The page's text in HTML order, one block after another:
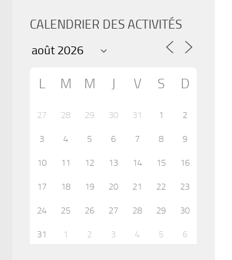
CALENDRIER DES ACTIVITÉS
L M M J V S D
27 28 29 30 31 1 2
3 4 5 6 7 8 9
10 11 12 13 14 15 16
17 18 19 20 21 22 23
24 25 26 27 28 29 30
31 1 2 3 4 5 6